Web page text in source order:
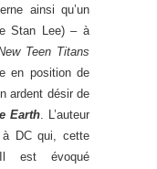
ainsi qu’un
Stan Lee) – à
Teen Titans
en position de
ardent désir de
Earth. L’auteur
DC qui, cette
est évoqué